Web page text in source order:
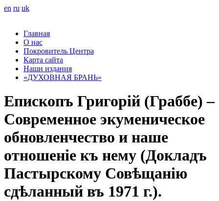
en ru uk
Главная
О нас
Покровитель Центра
Карта сайта
Наши издания
«ДУХОВНАЯ БРАНЬ»
Епископъ Григорій (Граббе) –
Современное экуменическое
обновленчество и наше
отношеніе къ нему (Докладъ
Пастырскому Совѣщанію
сдѣланный въ 1971 г.).